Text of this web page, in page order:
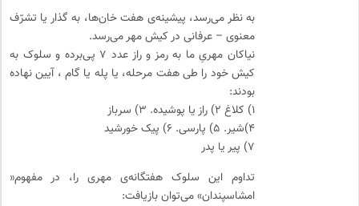
به نظر می‌رسد، پیشینه‌ی هفت خان‌ها، به گذار یا تشرّف
معنوی – عرفانی در کیش مهر می‌رسد.
نیاکان مهریِ ما به رمز و راز عدد ۷ پی‌برده و سلوک به
کیش خود را طی هفت مرحله، یا پله یا گام ، آیین نهاده
بودند:
۱) کلاغ ۲) راز یا پوشیده. ۳) سرباز
۴)شیر. ۵) پارسی. ۶) پیک خورشید
۷) پیر یا پدر
تداوم این سلوک هفتگانه‌ی مهری را، در مفهوم«
امشاسپندان» می‌توان بازیافت: